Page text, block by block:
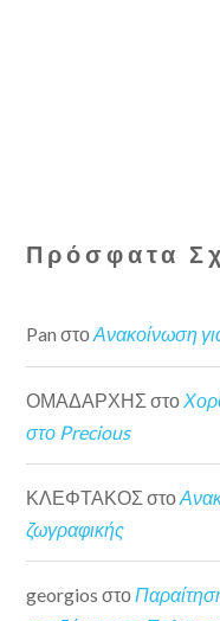
Πρόσφατα
Pan στοΑνακοίνωση
ΟΜΑΔΑΡΧΗΣ στο
στο Precious
ΚΛΕΦΤΑΚΟΣ στο
ζωγραφικής
georgios στο